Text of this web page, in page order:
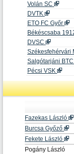
Volán SC
DVTK
ETO FC Győr
Békéscsaba
DVSC
Székesfehérvári
Salgótarjáni
Pécsi VSK
Fazekas László
Burcsa Győző
Fekete László
Pogány László